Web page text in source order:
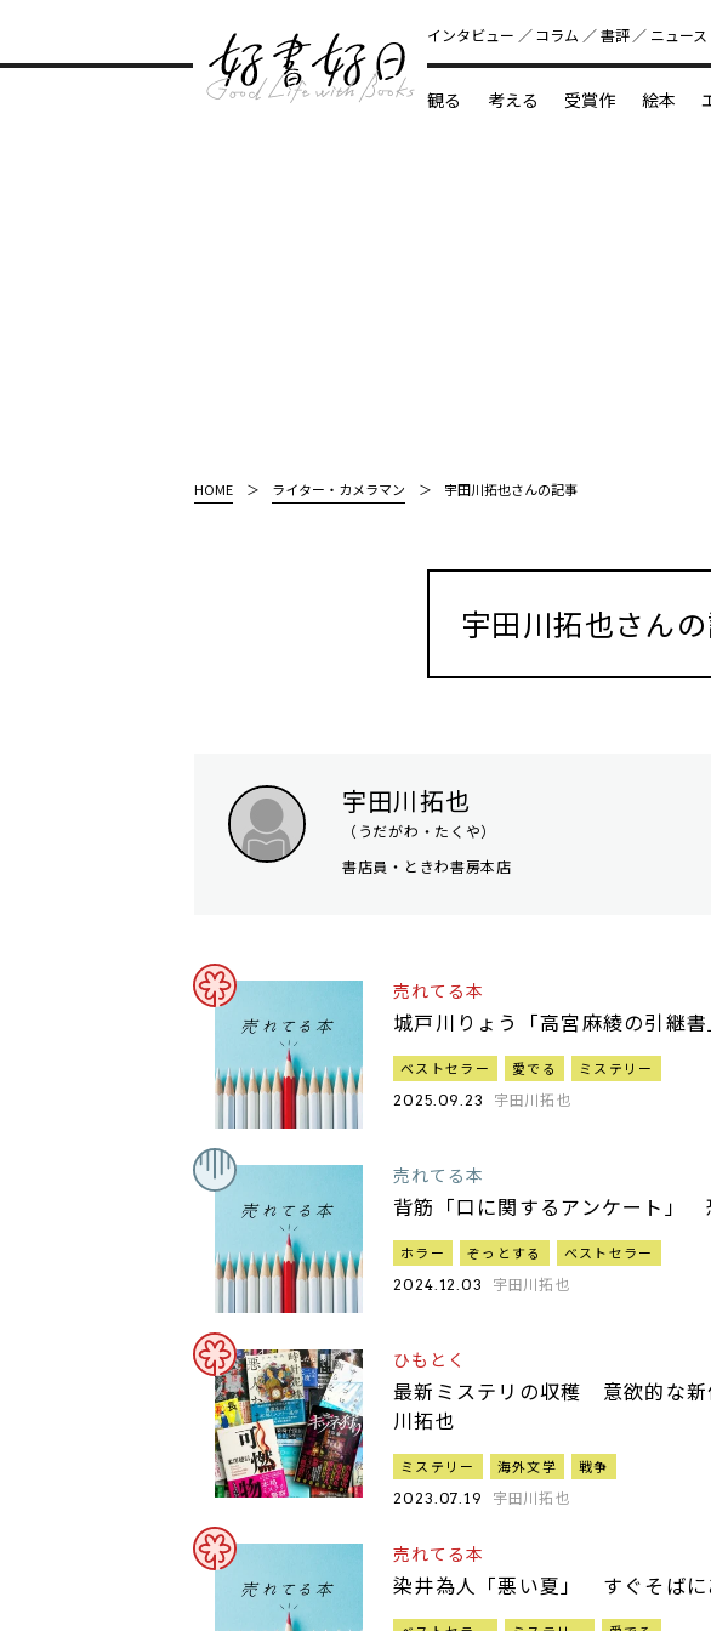
好書好日
インタビュー コラム 書評 ニュース
観る 考える 受賞作 絵本
HOME ライター・カメラマン 宇田川拓也さんの記事
宇田川拓也さん
宇田川拓也
（うだがわ・たくや）
書店員・ときわ書房本店
売れてる本
城戸川りょう「高宮麻綾の引継
ベストセラー 愛でる ミステリー
2025.09.23 宇田川拓也
売れてる本
背筋「口に関するアンケート」
ホラー ぞっとする ベストセラー
2024.12.03 宇田川拓也
ひもとく
最新ミステリの収穫 意欲的な
川拓也
ミステリー 海外文学 戦争
2023.07.19 宇田川拓也
売れてる本
染井為人「悪い夏」 すぐそばに